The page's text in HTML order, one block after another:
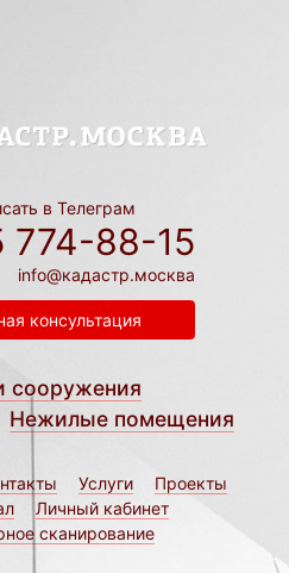
в Телеграм
774-88-15
info@кадастр.москва
консультация
сооружения
Нежилые помещения
Услуги
Проекты
Личный кабинет
сканирование